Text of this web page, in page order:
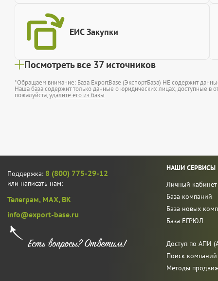
ЕИС Закупки
Посмотреть все 37 источников
*Обращаем внимание: База ExportBase (ЭкспортБаза) НЕ содержит
Наша база содержит только данные о юридических лицах, доступные в
пожалуйста,удалите его из базы
Поддержка: 8 (800) 775-29-12
или написать нам:
Телеграм, MAX, ВК
info@export-base.ru
НАШИ СЕРВИСЫ
Личный кабинет
База компаний
База новых
База ЕГРЮЛ
Доступ по АПИ
Поиск
Методы